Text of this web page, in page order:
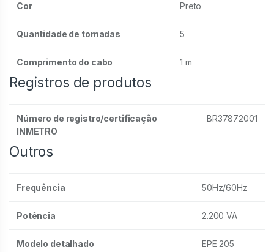
Cor Preto
Quantidade de tomadas 5
Comprimento do cabo 1 m
Registros de produtos
Número de registro/certificação
INMETRO
BR37872001
Outros
Frequência 50Hz/60Hz
Potência 2.200 VA
Modelo detalhado EPE 205